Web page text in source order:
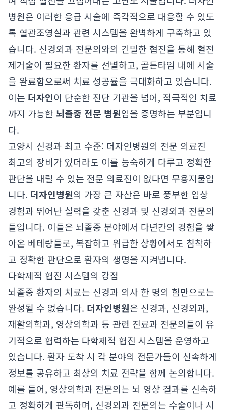
병원은 이러한 응급 시술에 즉각적으로 대응할 수 있도
록 혈관조영실과 관련 시스템을 완벽하게 구축하고 있
습니다. 신경외과 전문의와의 긴밀한 협진을 통해 혈전
제거술이 필요한 환자를 선별하고, 골든타임 내에 시술
을 완료함으로써 치료 성공률을 극대화하고 있습니다.
이는 더자인이 단순한 진단 기관을 넘어, 적극적인 치료
까지 가능한 뇌졸중 전문 병원임을 증명하는 부분입니
다.
고양시 신경과 최고 수준: 더자인병원의 전문 의료진
최고의 장비가 있더라도 이를 능숙하게 다루고 정확한
판단을 내릴 수 있는 전문 의료진이 없다면 무용지물입
니다. 더자인병원의 가장 큰 자산은 바로 풍부한 임상
경험과 뛰어난 실력을 갖춘 신경과 및 신경외과 전문의
들입니다. 이들은 뇌졸중 분야에서 다년간의 경험을 쌓
아온 베테랑들로, 복잡하고 위급한 상황에서도 침착하
고 정확한 판단으로 환자의 생명을 지켜냅니다.
다학제적 협진 시스템의 강점
뇌졸중 환자의 치료는 신경과 의사 한 명의 힘만으로는
완성될 수 없습니다. 더자인병원은 신경과, 신경외과,
재활의학과, 영상의학과 등 관련 진료과 전문의들이 유
기적으로 협력하는 다학제적 협진 시스템을 운영하고
있습니다. 환자 도착 시 각 분야의 전문가들이 신속하게
정보를 공유하고 최상의 치료 전략을 함께 논의합니다.
예를 들어, 영상의학과 전문의는 뇌 영상 결과를 신속하
고 정확하게 판독하며, 신경외과 전문의는 수술이나 시